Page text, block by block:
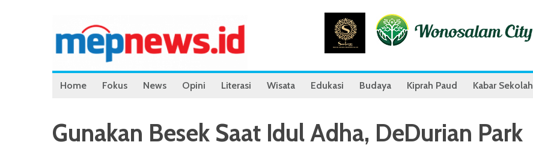
Home Fokus News Opini Literasi Wisata Edukasi Budaya Kiprah Paud Kabar Sekolah
Gunakan Besek Saat Idul Adha, DeDurian Park